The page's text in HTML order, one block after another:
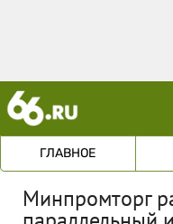
ГЛАВНОЕ
Минпромторг